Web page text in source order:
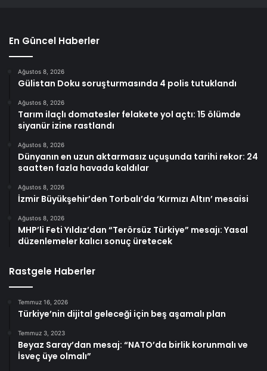
En Güncel Haberler
Ağustos 8, 2026
Gülistan Doku soruşturmasında 4 polis tutuklandı
Ağustos 8, 2026
Tarım ilaçlı domatesler felakete yol açtı: 15 ölümde
siyanür izine rastlandı
Ağustos 8, 2026
Dünyanın en uzun aktarmasız uçuşunda tarihi rekor: 24
saatten fazla havada kaldılar
Ağustos 8, 2026
İzmir Büyükşehir’den Torbalı’da ‘Kırmızı Altın’ mesaisi
Ağustos 8, 2026
MHP’li Feti Yıldız’dan “Terörsüz Türkiye” mesajı: Yasal
düzenlemeler kalıcı sonuç üretecek
Rastgele Haberler
Temmuz 16, 2026
Türkiye’nin dijital geleceği için beş aşamalı plan
Temmuz 3, 2023
Beyaz Saray’dan mesaj: “NATO’da birlik korunmalı ve
İsveç üye olmalı”